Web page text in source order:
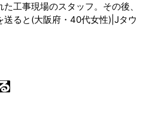
た工事現場のスタッフ。その後、
送ると(大阪府・40代女性)|Jタウ